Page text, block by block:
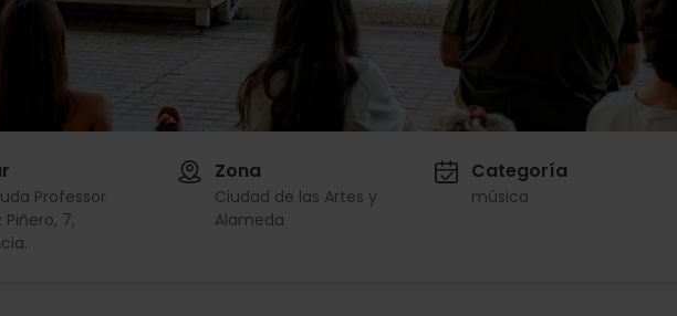
Professor
Piñero, 7,
Zona
Ciudad de las Artes y
Alameda
Categoría
música